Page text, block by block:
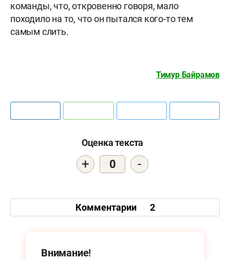
команды, что, откровенно говоря, мало
походило на то, что он пытался кого-то тем
самым слить.
Тимур Байрамов
Оценка текста
+ 0 -
Комментарии 2
Внимание!